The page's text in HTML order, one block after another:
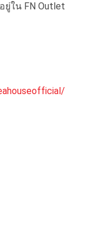
ใน FN Outlet